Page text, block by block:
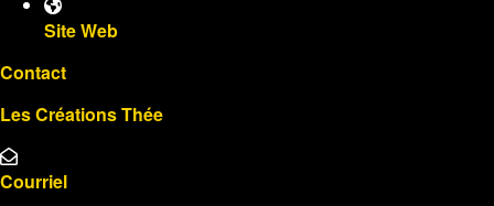
Site Web
Contact
Les Créations Thée
Courriel